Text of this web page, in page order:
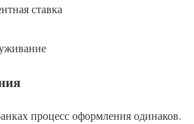
ставка
процесс оформления одинаков.